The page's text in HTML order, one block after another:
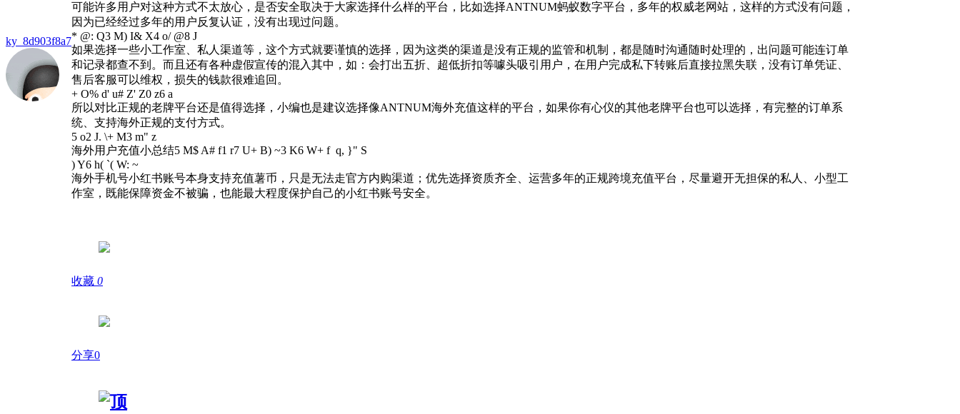
ky_8d903f8a7
可能许多用户对这种方式不太放心，是否安全取决于大家选择什么样的平台，比如选择ANTNUM蚂蚁数字平台，多年的权威老网站，这样的方式没有问题，
因为已经经过多年的用户反复认证，没有出现过问题。
* @: Q3 M) I& X4 o/ @8 J
如果选择一些小工作室、私人渠道等，这个方式就要谨慎的选择，因为这类的渠道是没有正规的监管和机制，都是随时沟通随时处理的，出问题可能连订单
和记录都查不到。而且还有各种虚假宣传的混入其中，如：会打出五折、超低折扣等噱头吸引用户，在用户完成私下转账后直接拉黑失联，没有订单凭证、
售后客服可以维权，损失的钱款很难追回。
+ O% d' u# Z' Z0 z6 a
所以对比正规的老牌平台还是值得选择，小编也是建议选择像ANTNUM海外充值这样的平台，如果你有心仪的其他老牌平台也可以选择，有完整的订单系
统、支持海外正规的支付方式。
5 o2 J. \+ M3 m" z
海外用户充值小总结5 M$ A# f1 r7 U+ B) ~3 K6 W+ f q, }" S
) Y6 h( `( W: ~
海外手机号小红书账号本身支持充值薯币，只是无法走官方内购渠道；优先选择资质齐全、运营多年的正规跨境充值平台，尽量避开无担保的私人、小型工
作室，既能保障资金不被骗，也能最大程度保护自己的小红书账号安全。
收藏 0
分享0